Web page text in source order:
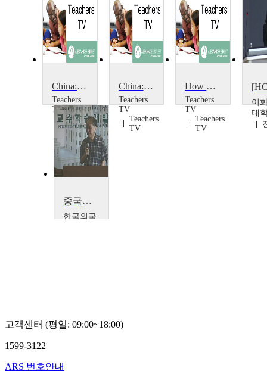
China: ICT and PE
Teachers
TV
Teachers
TV
China: Going for Gold
Teachers
TV
Teachers
TV
How Do They Do It In China?
Teachers
TV
Teachers
TV
이
대
중국대외경제관계론
한국외국
고객센터 (평일: 09:00~18:00)
1599-3122
ARS 번호안내